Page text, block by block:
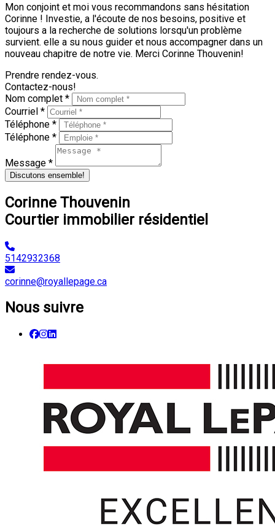
Mon conjoint et moi vous recommandons sans hésitation
Corinne ! Investie, a l'écoute de nos besoins, positive et
toujours a la recherche de solutions lorsqu'un problème
survient. elle a su nous guider et nous accompagner dans un
nouveau chapitre de notre vie. Merci Corinne Thouvenin!
Prendre rendez-vous.
Contactez-nous!
Nom complet *
Courriel *
Téléphone *
Téléphone *
Message *
Discutons ensemble!
Corinne Thouvenin
Courtier immobilier résidentiel
5142932368
corinne@royallepage.ca
Nous suivre